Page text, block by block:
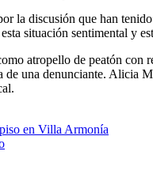
la discusión que han
situación sentimental y
atropello de peatón
una denunciante.
en Villa Armonía